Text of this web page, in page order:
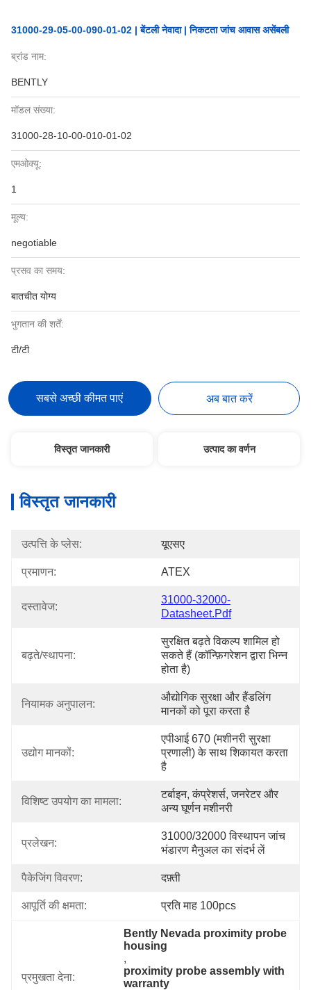
31000-29-05-00-090-01-02 | बेंटली नेवादा | निकटता जांच आवास असेंबली
ब्रांड नाम:
BENTLY
मॉडल संख्या:
31000-28-10-00-010-01-02
एमओक्यू:
1
मूल्य:
negotiable
प्रसव का समय:
बातचीत योग्य
भुगतान की शर्तें:
टी/टी
सबसे अच्छी कीमत पाएं अब बात करें
विस्तृत जानकारी उत्पाद का वर्णन
विस्तृत जानकारी
उत्पत्ति के प्लेस: यूएसए
प्रमाणन: ATEX
दस्तावेज:
31000-32000-
Datasheet.pdf
बढ़ते/स्थापना:
सुरक्षित बढ़ते विकल्प शामिल हो
सकते हैं (कॉन्फ़िगरेशन द्वारा भिन्न
होता है)
नियामक अनुपालन:
औद्योगिक सुरक्षा और हैंडलिंग
मानकों को पूरा करता है
उद्योग मानकों:
एपीआई 670 (मशीनरी सुरक्षा
प्रणाली) के साथ शिकायत करता
है
विशिष्ट उपयोग का मामला:
टर्बाइन, कंप्रेशर्स, जनरेटर और
अन्य घूर्णन मशीनरी
प्रलेखन:
31000/32000 विस्थापन जांच
भंडारण मैनुअल का संदर्भ लें
पैकेजिंग विवरण: दफ़्ती
आपूर्ति की क्षमता: प्रति माह 100pcs
प्रमुखता देना:
Bently Nevada proximity probe
housing
,
proximity probe assembly with
warranty